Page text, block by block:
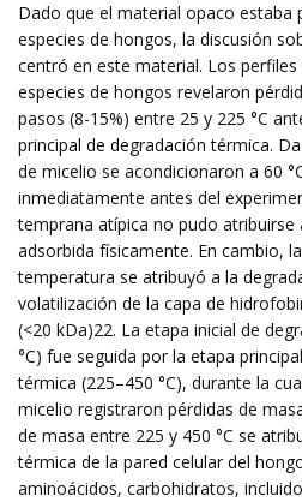
Dado que el material opaco estaba
especies de hongos, la discusión
centró en este material. Los perfiles
especies de hongos revelaron
pasos (8-15%) entre 25 y 225 °C
principal de degradación térmica.
de micelio se acondicionaron a 60
inmediatamente antes del
temprana atípica no pudo atribuirse
adsorbida físicamente. En cambio,
temperatura se atribuyó a la
volatilización de la capa de
(<20 kDa)22. La etapa inicial de
°C) fue seguida por la etapa
térmica (225–450 °C), durante la
micelio registraron pérdidas de
de masa entre 225 y 450 °C se
térmica de la pared celular del
aminoácidos, carbohidratos,